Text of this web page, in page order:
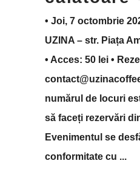
• Joi, 7 octombrie
UZINA – str. Piața
• Acces: 50 lei •
numărul de locuri
să faceți rezervări
Evenimentul se
conformitate cu